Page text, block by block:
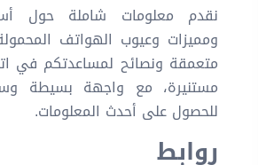
نقدم معلومات شاملة حول
ومميزات وعيوب الهواتف
متعمقة ونصائح لمساعدتكم في
مستنيرة، مع واجهة بسيطة
للحصول على أحدث المعلومات.
روابط